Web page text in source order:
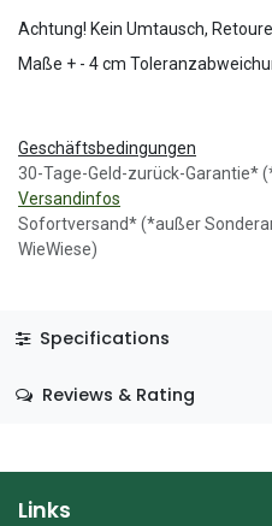
Achtung! Kein Umtausch,
Maße + - 4 cm
Geschäftsbedingungen
30-Tage-Geld-zurück-Garantie*
Versandinfos
Sofortversand* (*außer
WieWiese)
Specifications
Reviews & Rating
Links